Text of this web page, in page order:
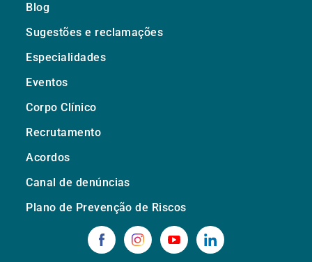
Blog
Sugestões e reclamações
Especialidades
Eventos
Corpo Clínico
Recrutamento
Acordos
Canal de denúncias
Plano de Prevenção de Riscos